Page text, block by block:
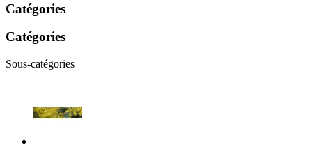
Catégories
Catégories
Sous-catégories